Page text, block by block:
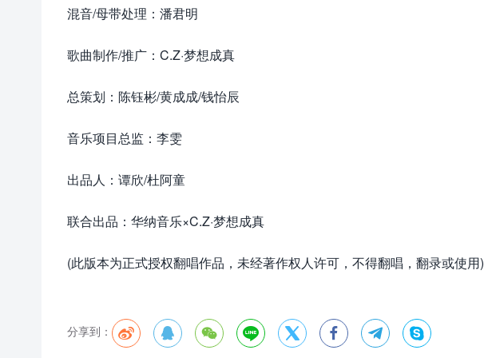
混音/母带处理：潘君明
歌曲制作/推广：C.Z·梦想成真
总策划：陈钰彬/黄成成/钱怡辰
音乐项目总监：李雯
出品人：谭欣/杜阿童
联合出品：华纳音乐×C.Z·梦想成真
(此版本为正式授权翻唱作品，未经著作权人许可，不得翻唱，翻录或使用)
分享到：        